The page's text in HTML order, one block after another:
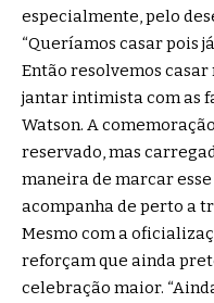
especialmente, pelo
“Queríamos casar pois
Então resolvemos
jantar intimista com as
Watson. A
reservado, mas
maneira de marcar
acompanha de perto a
Mesmo com a
reforçam que ainda
celebração maior.